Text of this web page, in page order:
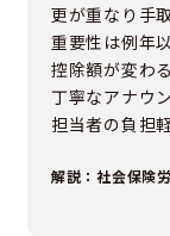
更が重なり手
重要性は例年
控除額が変わ
丁寧なアナウ
担当者の負担
解説：社会保険